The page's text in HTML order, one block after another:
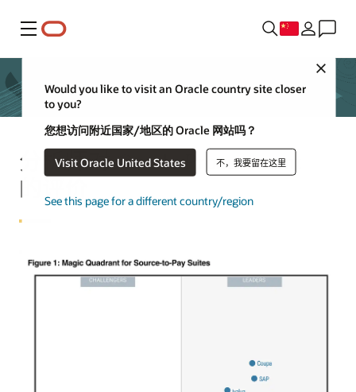
菜单
Would you like to visit an Oracle country site closer
to you?
您想访问附近国家/地区的 Oracle 网站吗？
Visit Oracle United States 不，我要留在这里
See this page for a different country/region
分析师对 Oracle Procurement
的评价